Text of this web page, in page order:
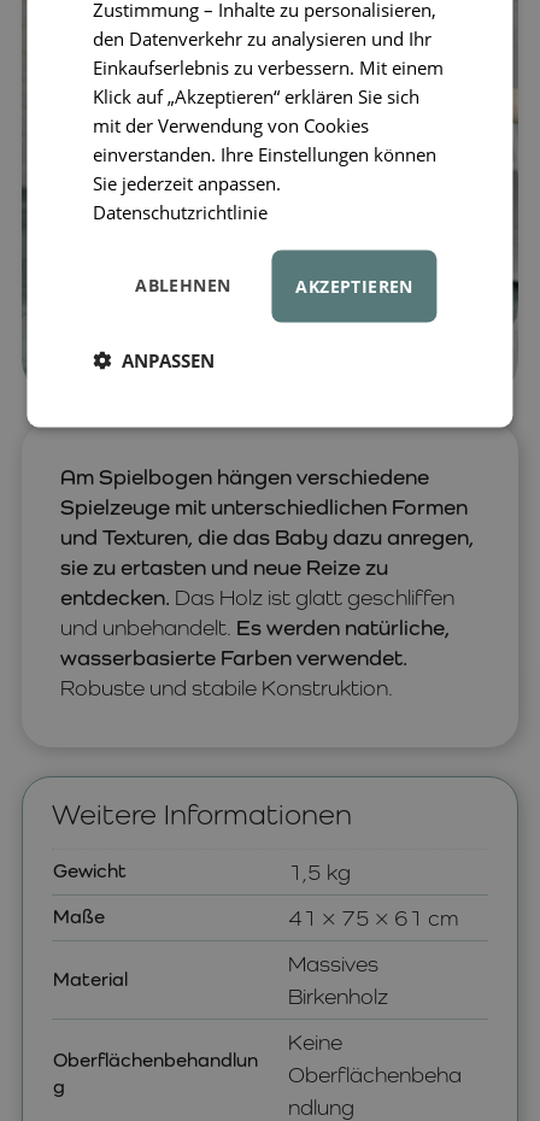
Am Spielbogen hängen verschiedene
Spielzeuge mit unterschiedlichen Formen
und Texturen, die das Baby dazu anregen,
sie zu ertasten und neue Reize zu
entdecken. Das Holz ist glatt geschliffen
und unbehandelt. Es werden natürliche,
wasserbasierte Farben verwendet.
Robuste und stabile Konstruktion.
Weitere Informationen
Gewicht 1,5 kg
Maße 41 × 75 × 61 cm
Material
Massives
Birkenholz
Oberflächenbehandlun
g
Keine
Oberflächenbeha
ndlung
Zustimmung – Inhalte zu personalisieren,
den Datenverkehr zu analysieren und Ihr
Einkaufserlebnis zu verbessern. Mit einem
Klick auf „Akzeptieren“ erklären Sie sich
mit der Verwendung von Cookies
einverstanden. Ihre Einstellungen können
Sie jederzeit anpassen.
Datenschutzrichtlinie
AKZEPTIEREN
ABLEHNEN
ANPASSEN